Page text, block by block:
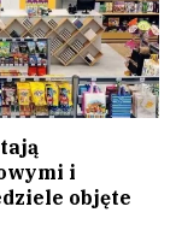
i
objęte